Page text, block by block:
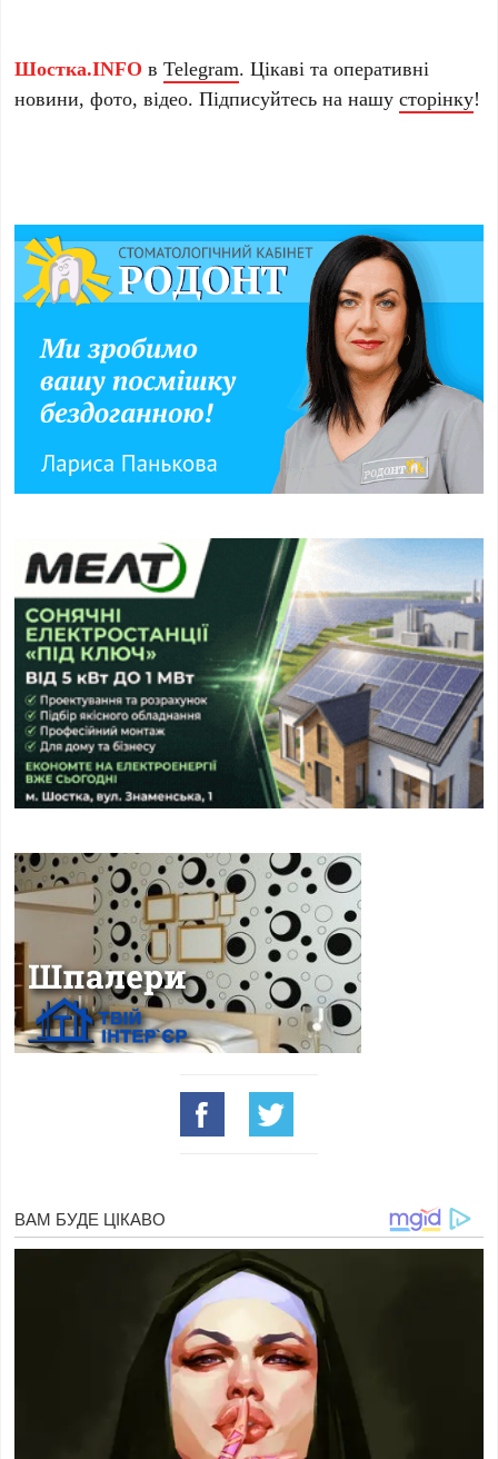
Шостка.INFO вTelegram. Цікаві та оперативні
новини, фото, відео. Підписуйтесь на нашусторінку!